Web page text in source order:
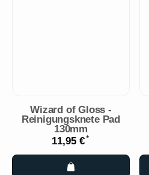
Wizard of Gloss -
Reinigungsknete Pad
130mm
11,95 €*